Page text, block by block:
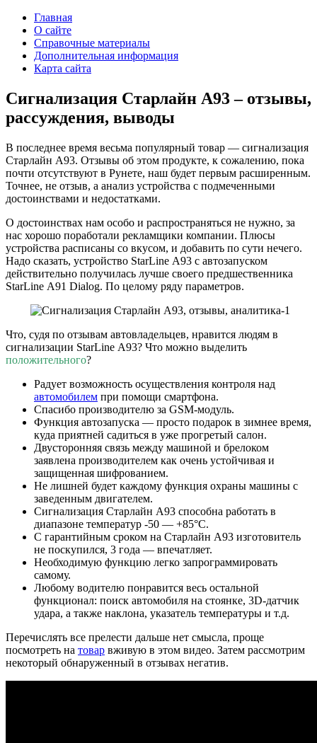
Главная
О сайте
Справочные материалы
Дополнительная информация
Карта сайта
Сигнализация Старлайн A93 – отзывы,
рассуждения, выводы
В последнее время весьма популярный товар — сигнализация
Старлайн A93. Отзывы об этом продукте, к сожалению, пока
почти отсутствуют в Рунете, наш будет первым расширенным.
Точнее, не отзыв, а анализ устройства с подмеченными
достоинствами и недостатками.
О достоинствах нам особо и распространяться не нужно, за
нас хорошо поработали рекламщики компании. Плюсы
устройства расписаны со вкусом, и добавить по сути нечего.
Надо сказать, устройство StarLine А93 с автозапуском
действительно получилась лучше своего предшественника
StarLine А91 Dialog. По целому ряду параметров.
Что, судя по отзывам автовладельцев, нравится людям в
сигнализации StarLine А93? Что можно выделить
положительного?
Радует возможность осуществления контроля над
автомобилем при помощи смартфона.
Спасибо производителю за GSM-модуль.
Функция автозапуска — просто подарок в зимнее время,
куда приятней садиться в уже прогретый салон.
Двусторонняя связь между машиной и брелоком
заявлена производителем как очень устойчивая и
защищенная шифрованием.
Не лишней будет каждому функция охраны машины с
заведенным двигателем.
Сигнализация Старлайн A93 способна работать в
диапазоне температур -50 — +85°С.
С гарантийным сроком на Старлайн A93 изготовитель
не поскупился, 3 года — впечатляет.
Необходимую функцию легко запрограммировать
самому.
Любому водителю понравится весь остальной
функционал: поиск автомобиля на стоянке, 3D-датчик
удара, а также наклона, указатель температуры и т.д.
Перечислять все прелести дальше нет смысла, проще
посмотреть на товар вживую в этом видео. Затем рассмотрим
некоторый обнаруженный в отзывах негатив.